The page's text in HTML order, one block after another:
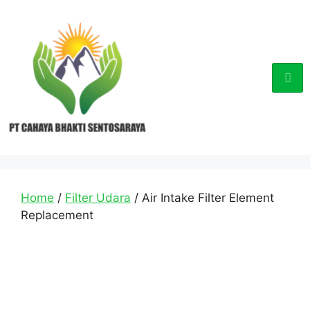
Home / Filter Udara / Air Intake Filter Element
Replacement